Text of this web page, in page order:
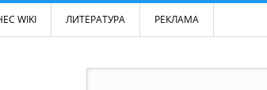
WIKI ЛИТЕРАТУРА РЕКЛАМА